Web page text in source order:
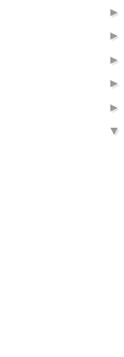
►
►
►
►
►
▼